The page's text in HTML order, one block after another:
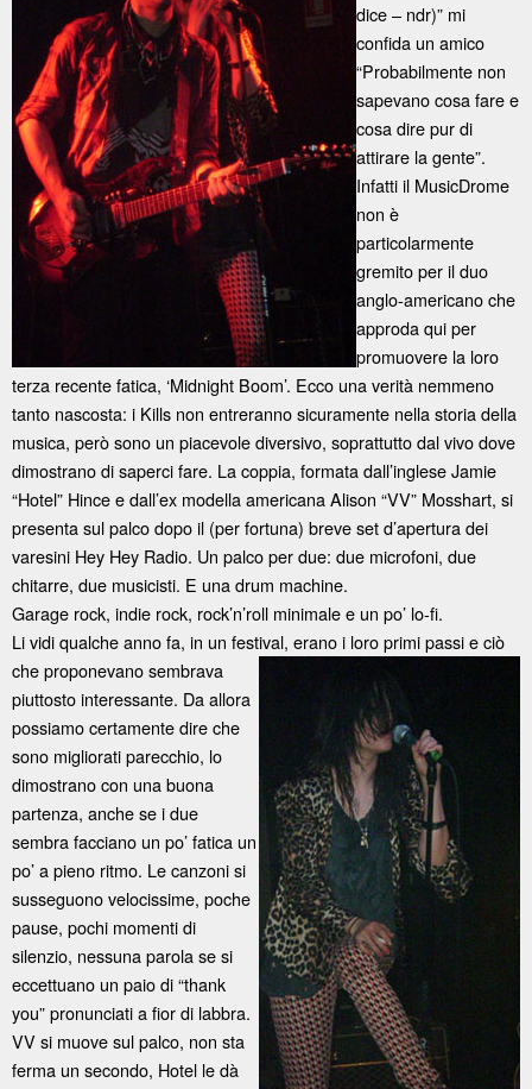
dice – ndr)” mi
confida un amico
“Probabilmente non
sapevano cosa fare e
cosa dire pur di
attirare la gente”.
Infatti il MusicDrome
non è
particolarmente
gremito per il duo
anglo-americano che
approda qui per
promuovere la loro
terza recente fatica, ‘Midnight Boom’. Ecco una verità nemmeno
tanto nascosta: i Kills non entreranno sicuramente nella storia della
musica, però sono un piacevole diversivo, soprattutto dal vivo dove
dimostrano di saperci fare. La coppia, formata dall’inglese Jamie
“Hotel” Hince e dall’ex modella americana Alison “VV” Mosshart, si
presenta sul palco dopo il (per fortuna) breve set d’apertura dei
varesini Hey Hey Radio. Un palco per due: due microfoni, due
chitarre, due musicisti. E una drum machine.
Garage rock, indie rock, rock’n’roll minimale e un po’ lo-fi.
Li vidi qualche anno fa, in un festival, erano i loro primi passi e ciò
che proponevano sembrava
piuttosto interessante. Da allora
possiamo certamente dire che
sono migliorati parecchio, lo
dimostrano con una buona
partenza, anche se i due
sembra facciano un po’ fatica un
po’ a pieno ritmo. Le canzoni si
susseguono velocissime, poche
pause, pochi momenti di
silenzio, nessuna parola se si
eccettuano un paio di “thank
you” pronunciati a fior di labbra.
VV si muove sul palco, non sta
ferma un secondo, Hotel le dà